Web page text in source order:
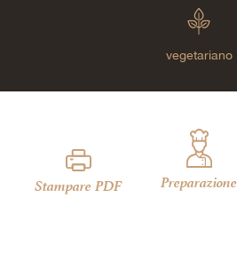
vegetariano
Stampare PDF Preparazione